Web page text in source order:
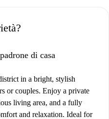
di casa
in a bright, stylish
or couples. Enjoy a private
living area, and a fully
and relaxation. Ideal for